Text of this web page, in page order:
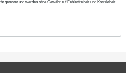
getestet und werden ohne Gewähr auf Fehlerfreiheit und Korrektheit